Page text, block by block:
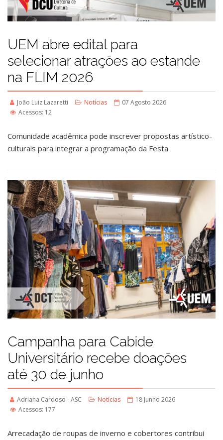
UEM abre edital para
selecionar atrações ao estande
na FLIM 2026
João Luiz Lazaretti Notícias
07 Agosto 2026
Acessos: 12
Comunidade acadêmica pode inscrever propostas artístico-
culturais para integrar a programação da Festa
Campanha para Cabide
Universitário recebe doações
até 30 de junho
Adriana Cardoso - ASC Notícias
18 Junho 2026
Acessos: 177
Arrecadação de roupas de inverno e cobertores contribui